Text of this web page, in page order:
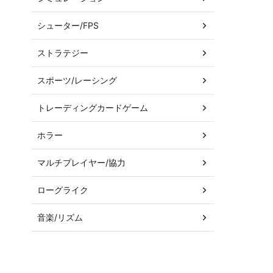
シューター/FPS
ストラテジー
スポーツ/レーシング
トレーディングカードゲーム
ホラー
マルチプレイヤー/協力
ローグライク
音楽/リズム